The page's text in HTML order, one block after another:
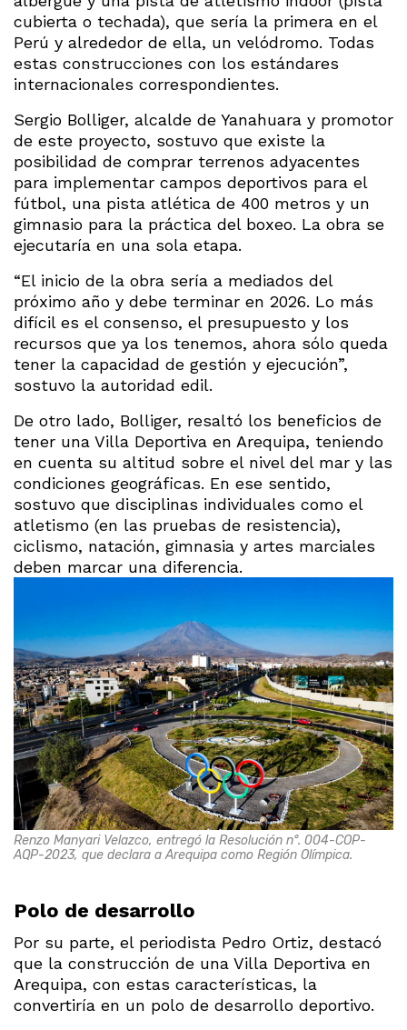
cubierta o techada), que sería la primera en el
Perú y alrededor de ella, un velódromo. Todas
estas construcciones con los estándares
internacionales correspondientes.
Sergio Bolliger, alcalde de Yanahuara y promotor
de este proyecto, sostuvo que existe la
posibilidad de comprar terrenos adyacentes
para implementar campos deportivos para el
fútbol, una pista atlética de 400 metros y un
gimnasio para la práctica del boxeo. La obra se
ejecutaría en una sola etapa.
“El inicio de la obra sería a mediados del
próximo año y debe terminar en 2026. Lo más
difícil es el consenso, el presupuesto y los
recursos que ya los tenemos, ahora sólo queda
tener la capacidad de gestión y ejecución”,
sostuvo la autoridad edil.
De otro lado, Bolliger, resaltó los beneficios de
tener una Villa Deportiva en Arequipa, teniendo
en cuenta su altitud sobre el nivel del mar y las
condiciones geográficas. En ese sentido,
sostuvo que disciplinas individuales como el
atletismo (en las pruebas de resistencia),
ciclismo, natación, gimnasia y artes marciales
deben marcar una diferencia.
Renzo Manyari Velazco, entregó la Resolución n°. 004-COP-
AQP-2023, que declara a Arequipa como Región Olímpica.
Polo de desarrollo
Por su parte, el periodista Pedro Ortiz, destacó
que la construcción de una Villa Deportiva en
Arequipa, con estas características, la
convertiría en un polo de desarrollo deportivo.